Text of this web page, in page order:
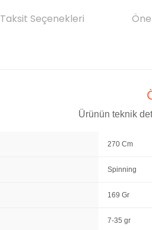
Taksit Seçenekleri
Ürünün teknik
270 Cm
Spinning
169 Gr
7-35 gr